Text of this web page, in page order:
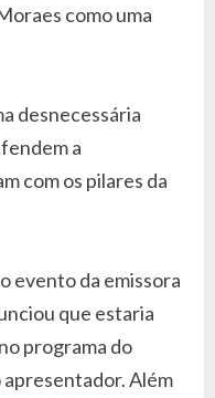
como uma
desnecessária
a
com os pilares da
evento da emissora
que estaria
programa do
Além